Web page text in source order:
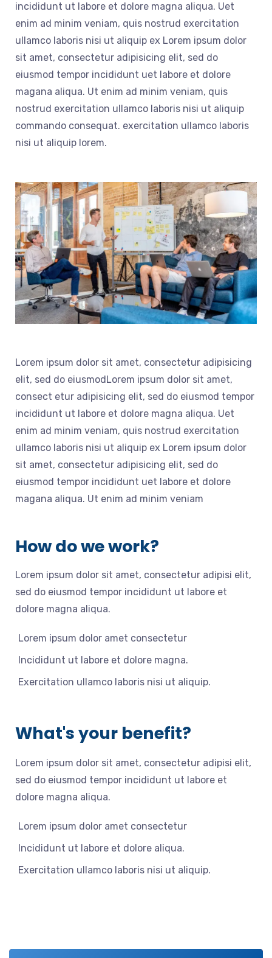
incididunt ut labore et dolore magna aliqua. Uet
enim ad minim veniam, quis nostrud exercitation
ullamco laboris nisi ut aliquip ex Lorem ipsum dolor
sit amet, consectetur adipisicing elit, sed do
eiusmod tempor incididunt uet labore et dolore
magana aliqua. Ut enim ad minim veniam, quis
nostrud exercitation ullamco laboris nisi ut aliquip
commando consequat. exercitation ullamco laboris
nisi ut aliquip lorem.
Lorem ipsum dolor sit amet, consectetur adipisicing
elit, sed do eiusmodLorem ipsum dolor sit amet,
consect etur adipisicing elit, sed do eiusmod tempor
incididunt ut labore et dolore magna aliqua. Uet
enim ad minim veniam, quis nostrud exercitation
ullamco laboris nisi ut aliquip ex Lorem ipsum dolor
sit amet, consectetur adipisicing elit, sed do
eiusmod tempor incididunt uet labore et dolore
magana aliqua. Ut enim ad minim veniam
How do we work?
Lorem ipsum dolor sit amet, consectetur adipisi elit,
sed do eiusmod tempor incididunt ut labore et
dolore magna aliqua.
Lorem ipsum dolor amet consectetur
Incididunt ut labore et dolore magna.
Exercitation ullamco laboris nisi ut aliquip.
What's your benefit?
Lorem ipsum dolor sit amet, consectetur adipisi elit,
sed do eiusmod tempor incididunt ut labore et
dolore magna aliqua.
Lorem ipsum dolor amet consectetur
Incididunt ut labore et dolore aliqua.
Exercitation ullamco laboris nisi ut aliquip.